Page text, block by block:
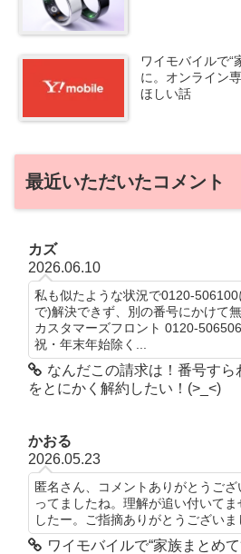
ワイモバイルで“
に。オンライン
ほしい話
最近いただいたコメント
カズ
2026.06.10
私も似たような状況で0120-
で)解決できず、別の番号にかけて
カスタマーズフロント 0120-
祝・年末年始除く...
なんだこの請求は！番号す
をとにかく解約したい！(>_<)
かおる
2026.05.23
匿名さん、コメントありがとうご
ってましたね。理解が追い付いて
したー。ご指摘ありがとうございま
ワイモバイルで“家族まとめ